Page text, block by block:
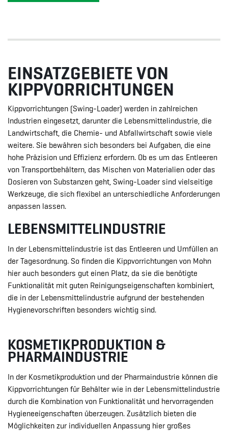
EINSATZGEBIETE VON
KIPPVORRICHTUNGEN
Kippvorrichtungen (Swing-Loader) werden in zahlreichen
Industrien eingesetzt, darunter die Lebensmittelindustrie, die
Landwirtschaft, die Chemie- und Abfallwirtschaft sowie viele
weitere. Sie bewähren sich besonders bei Aufgaben, die eine
hohe Präzision und Effizienz erfordern. Ob es um das Entleeren
von Transportbehältern, das Mischen von Materialien oder das
Dosieren von Substanzen geht, Swing-Loader sind vielseitige
Werkzeuge, die sich flexibel an unterschiedliche Anforderungen
anpassen lassen.
LEBENSMITTELINDUSTRIE
In der Lebensmittelindustrie ist das Entleeren und Umfüllen an
der Tagesordnung. So finden die Kippvorrichtungen von Mohn
hier auch besonders gut einen Platz, da sie die benötigte
Funktionalität mit guten Reinigungseigenschaften kombiniert,
die in der Lebensmittelindustrie aufgrund der bestehenden
Hygienevorschriften besonders wichtig sind.
KOSMETIKPRODUKTION &
PHARMAINDUSTRIE
In der Kosmetikproduktion und der Pharmaindustrie können die
Kippvorrichtungen für Behälter wie in der Lebensmittelindustrie
durch die Kombination von Funktionalität und hervorragenden
Hygieneeigenschaften überzeugen. Zusätzlich bieten die
Möglichkeiten zur individuellen Anpassung hier großes